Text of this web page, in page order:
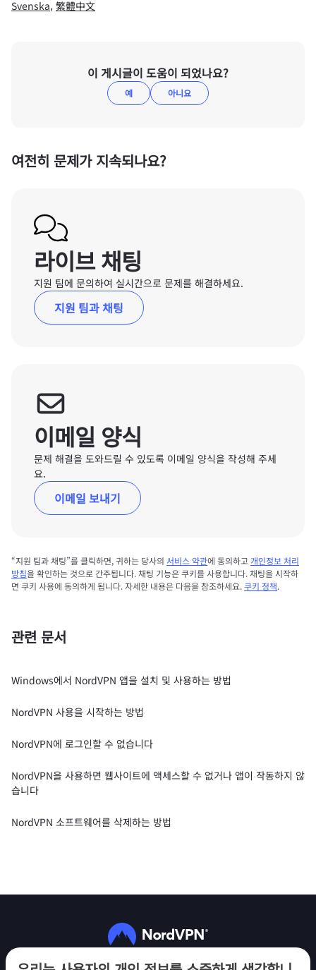
Svenska, 繁體中文
이 게시글이 도움이 되었나요?
예 아니요
여전히 문제가 지속되나요?
라이브 채팅
지원 팀에 문의하여 실시간으로 문제를 해결하세요.
지원 팀과 채팅
이메일 양식
문제 해결을 도와드릴 수 있도록 이메일 양식을 작성해 주세
요.
이메일 보내기
“지원 팀과 채팅”를 클릭하면, 귀하는 당사의 서비스 약관에 동의하고 개인정보 처리
방침을 확인하는 것으로 간주됩니다. 채팅 기능은 쿠키를 사용합니다. 채팅을 시작하
면 쿠키 사용에 동의하게 됩니다. 자세한 내용은 다음을 참조하세요.쿠키 정책.
관련 문서
Windows에서 NordVPN 앱을 설치 및 사용하는 방법
NordVPN 사용을 시작하는 방법
NordVPN에 로그인할 수 없습니다
NordVPN을 사용하면 웹사이트에 액세스할 수 없거나 앱이 작동하지 않
습니다
NordVPN 소프트웨어를 삭제하는 방법